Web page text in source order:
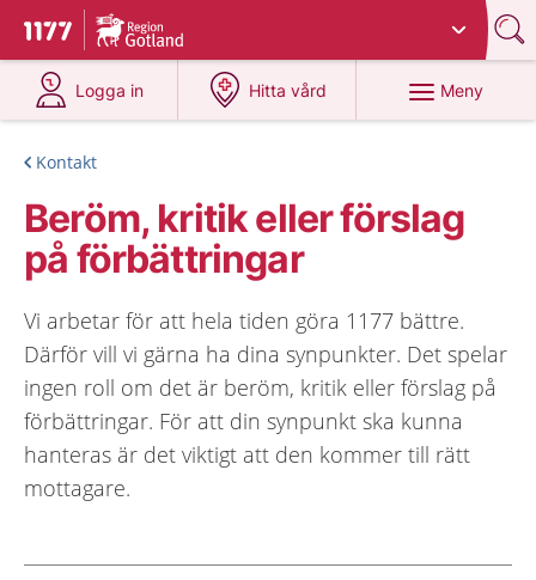
Till startsidan för 1177
Du har valt region
Logga in
på 1177.se
Hitta vård
på 1177.se
Meny
Kontakt
Beröm, kritik eller förslag
på förbättringar
Vi arbetar för att hela tiden göra 1177 bättre.
Därför vill vi gärna ha dina synpunkter. Det spelar
ingen roll om det är beröm, kritik eller förslag på
förbättringar. För att din synpunkt ska kunna
hanteras är det viktigt att den kommer till rätt
mottagare.